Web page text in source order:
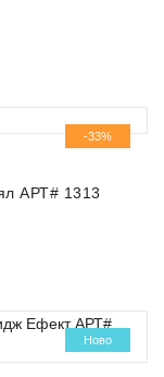
was: 52.00 €.
цена е:
-33%
АРТ# 1313
was: 49.00 €.
цена е:
-45%
Ново